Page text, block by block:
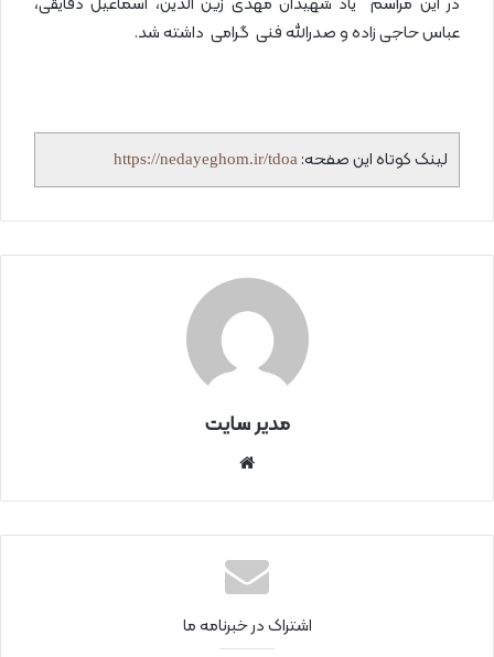
در این مراسم یاد شهیدان مهدی زین الدین، اسماعیل دقایقی،
عباس حاجی زاده و صدرالله فنی گرامی داشته شد.
لینک کوتاه این صفحه: https://nedayeghom.ir/tdoa
مدیر سایت
نتی
اشتراک در خبرنامه ما